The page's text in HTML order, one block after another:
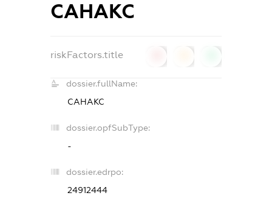
САНАКС
riskFactors.title
dossier.fullName:
САНАКС
dossier.opfSubType:
-
dossier.edrpo:
24912444